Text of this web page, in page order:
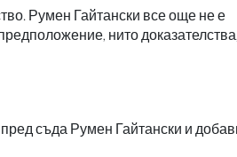
Румен Гайтански все още не е
нито
съда Румен Гайтански и